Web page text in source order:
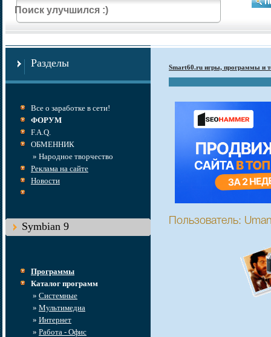
Разделы
Все о заработке в сети!
ФОРУМ
F.A.Q.
ОБМЕННИК
» Народное творчество
Реклама на сайте
Новости
Symbian 9
Программы
Каталог программ
» Системные
» Мультимедиа
» Интернет
» Работа - Офис
Smart60.ru игры, программы и
Пользователь: